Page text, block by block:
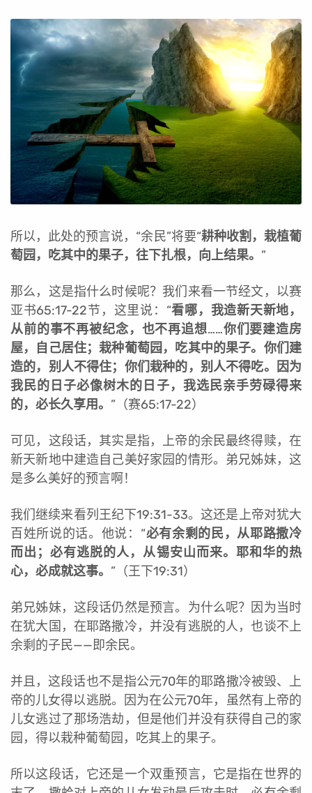
所以，此处的预言说，“余民”将要“耕种收割，栽植葡
萄园，吃其中的果子，往下扎根，向上结果。 ”
那么，这是指什么时候呢？我们来看一节经文，以赛
亚书65:17-22节，这里说：“看哪，我造新天新地，
从前的事不再被纪念，也不再追想……你们要建造房
屋，自己居住；栽种葡萄园，吃其中的果子。你们建
造的，别人不得住；你们栽种的，别人不得吃。因为
我民的日子必像树木的日子，我选民亲手劳碌得来
的，必长久享用。 ”（赛65:17-22）
可见，这段话，其实是指，上帝的余民最终得赎，在
新天新地中建造自己美好家园的情形。弟兄姊妹，这
是多么美好的预言啊！
我们继续来看列王纪下19:31-33。这还是上帝对犹大
百姓所说的话。他说：“必有余剩的民，从耶路撒冷
而出；必有逃脱的人，从锡安山而来。耶和华的热
心，必成就这事。 ”（王下19:31）
弟兄姊妹，这段话仍然是预言。为什么呢？因为当时
在犹大国，在耶路撒冷，并没有逃脱的人，也谈不上
余剩的子民——即余民。
并且，这段话也不是指公元70年的耶路撒冷被毁、上
帝的儿女得以逃脱。因为在公元70年，虽然有上帝的
儿女逃过了那场浩劫，但是他们并没有获得自己的家
园，得以栽种葡萄园，吃其上的果子。
所以这段话，它还是一个双重预言，它是指在世界的